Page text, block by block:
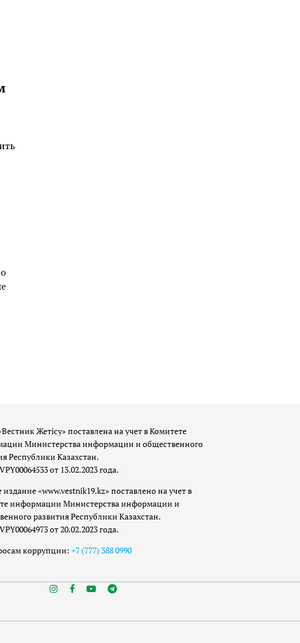
Жетісу» поставлена на учет в Комитете
Министерства информации и общественного
Республики Казахстан.
от 13.02.2023 года.
издание «www.vestnik19.kz» поставлено на учет в
информации Министерства информации и
развития Республики Казахстан.
от 20.02.2023 года.
коррупции: +7 (777) 388 0990